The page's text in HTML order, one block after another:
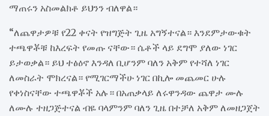
ማጠሩን አስመልክቶ ይህንን ብለዋል።
“ለጨዋታዎቹ የ22 ቀናት የዝግጅት ጊዜ አግኝተናል። እንደምታውቁት
ተጫዋቾቹ ከእረፍት የመጡ ናቸው። ሴቶች ላይ ደግሞ ያለው ነገር
ይታወቃል። ይህ ተፅዕኖ እንዳለ ቢሆንም ባለን አቅም የተሻለ ነገር
ለመስራት ሞክረናል። የሚገርማችሁ ነገር በኪሎ መጨመር ሁሉ
የቀነስናቸው ተጫዋቾች አሉ። በአጠቃላይ ለሩዋንዳው ጨዋታ ሙሉ
ለሙሉ ተዘጋጅተናል ብዬ ባላምንም ባለን ጊዜ በተቻለ አቅም ለመዘጋጀት